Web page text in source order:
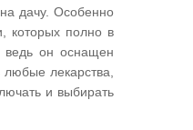
дачу. Особенно
которых полно в
ведь он оснащен
лекарства,
и выбирать